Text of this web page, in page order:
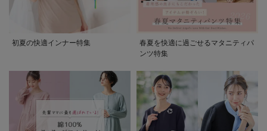
初夏の快適インナー特集
春夏を快適に過ごせるマタニティパ
ンツ特集